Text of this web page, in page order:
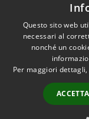
Accessibilità
Privacy
Mappa del sito
Questo sito web
necessari al
nonché un
Per maggiori